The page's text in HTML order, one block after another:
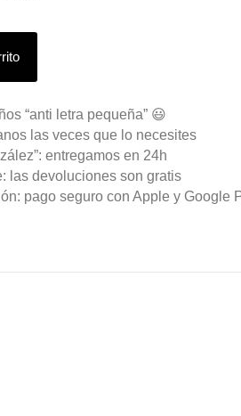
“anti letra pequeña” 😃
las veces que lo necesites
entregamos en 24h
las devoluciones son gratis
pago seguro con Apple y Google